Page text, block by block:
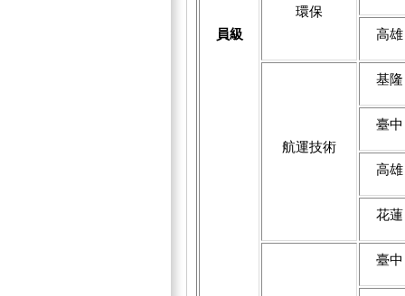
員級
環保
高雄
航運技術
基隆
臺中
高雄
花蓮
臺中